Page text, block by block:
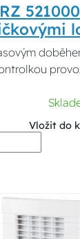
Vložit do